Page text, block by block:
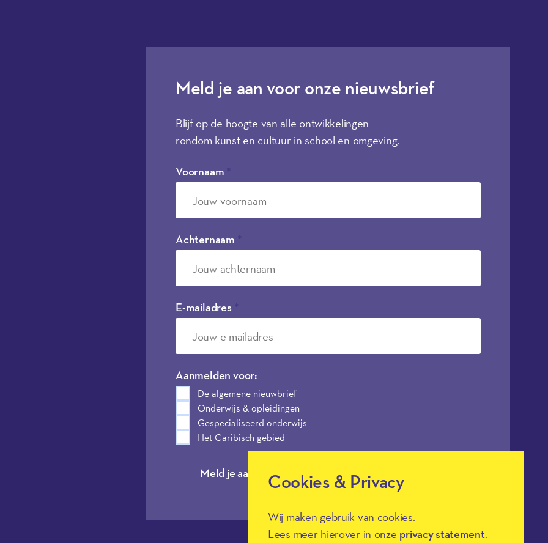
Cookies & Privacy
Wij maken gebruik van cookies.
Lees meer hierover in onze privacy statement.
Meld je aan voor onze nieuwsbrief
Blijf op de hoogte van alle ontwikkelingen
rondom kunst en cultuur in school en omgeving.
Voornaam
Achternaam
E-mailadres
Aanmelden voor:
De algemene nieuwbrief
Onderwijs & opleidingen
Gespecialiseerd onderwijs
Het Caribisch gebied
Meld je aan